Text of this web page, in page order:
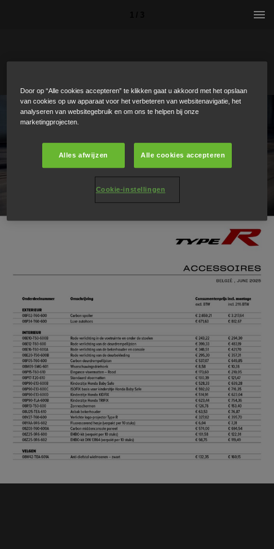
Door op “Alle cookies accepteren” te klikken gaat u akkoord met het opslaan
van cookies op uw apparaat voor het verbeteren van websitenavigatie, het
analyseren van websitegebruik en om ons te helpen bij onze
marketingprojecten.
Alles afwijzen Alle cookies accepteren
Cookie-instellingen